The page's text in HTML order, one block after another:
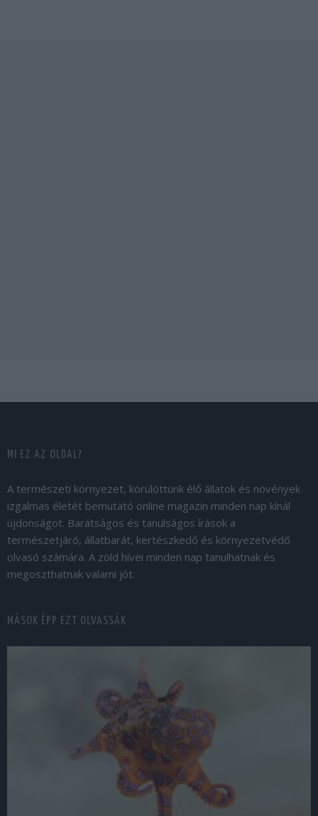
MI EZ AZ OLDAL?
A természeti környezet, körülöttünk élő állatok és növények
izgalmas életét bemutató online magazin minden nap kínál
újdonságot. Barátságos és tanulságos írások a
természetjáró, állatbarát, kertészkedő és környezetvédő
olvasó számára. A zöld hívei minden nap tanulhatnak és
megoszthatnak valami jót.
MÁSOK ÉPP EZT OLVASSÁK